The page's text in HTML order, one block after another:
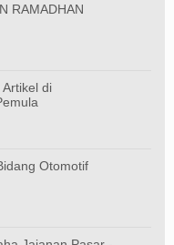
RAMADHAN
di
Otomotif